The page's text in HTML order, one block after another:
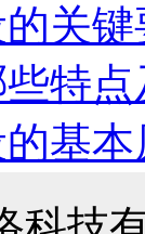
关
特
基本